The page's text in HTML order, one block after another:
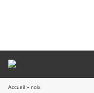
Accueil » noix